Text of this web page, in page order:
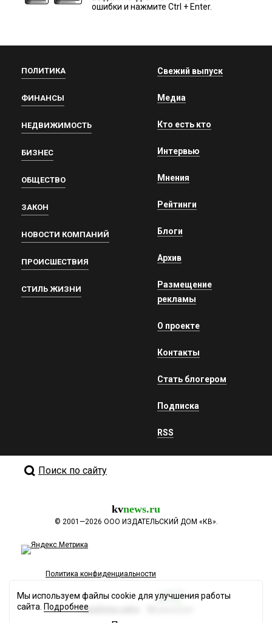
ошибки и нажмите Ctrl + Enter.
ПОЛИТИКА
ФИНАНСЫ
НЕДВИЖИМОСТЬ
БИЗНЕС
ОБЩЕСТВО
ЗАКОН
НОВОСТИ КОМПАНИЙ
ПРОИСШЕСТВИЯ
СТИЛЬ ЖИЗНИ
Свежий выпуск
Медиа
Кто есть кто
Интервью
Мнения
Рейтинги
Блоги
Архив
Размещение
рекламы
О проекте
Контакты
Стать блогером
Подписка
RSS
Поиск по сайту
kvnews.ru
© 2001—2026 ООО ИЗДАТЕЛЬСКИЙ ДОМ «КВ».
Политика конфиденциальности
Разработка сайта
Мы используем файлы cookie для улучшения работы
сайта. Подробнее